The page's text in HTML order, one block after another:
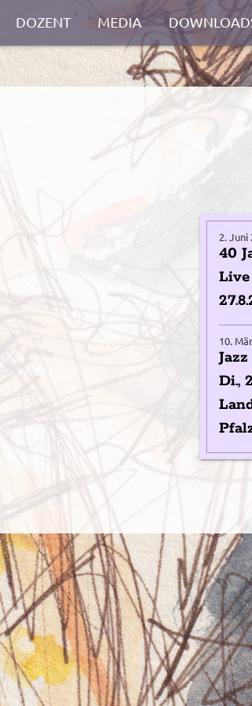
DOZENT MEDIA
2. Juni
40
10.
Di.,